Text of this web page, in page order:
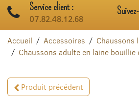
Service client :
07.82.48.12.68
Accueil Accessoires
Chaussons
Chaussons adulte en laine bouillie
Produit précédent